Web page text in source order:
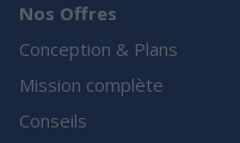
Nos Offres
Conception & Plans
Mission complète
Conseils